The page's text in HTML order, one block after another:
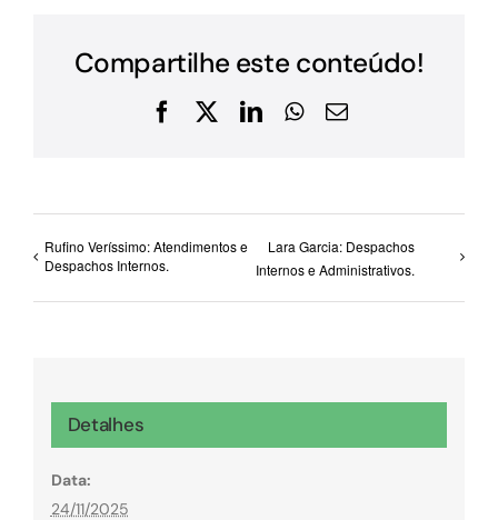
Compartilhe este conteúdo!
Facebook
X LinkedInWhatsApp
E-
Rufino Veríssimo: Atendimentos e
Despachos Internos.
Lara Garcia: Despachos
Internos e Administrativos.
Detalhes
Data:
24/11/2025